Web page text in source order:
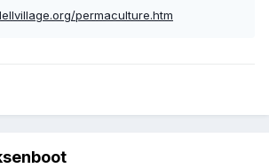
permaculture.htm